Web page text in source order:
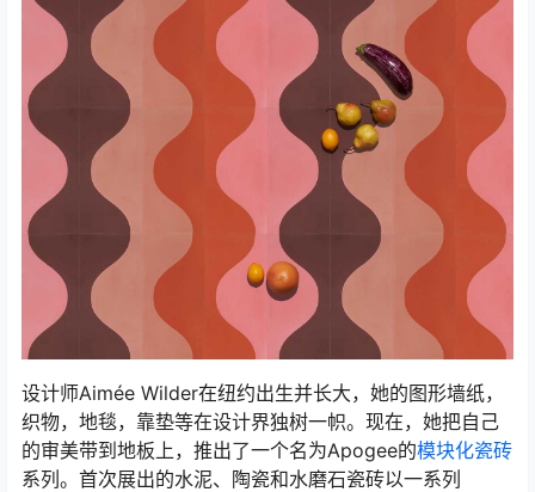
设计师Aimée Wilder在纽约出生并长大，她的图形墙纸，
织物，地毯，靠垫等在设计界独树一帜。现在，她把自己
的审美带到地板上，推出了一个名为Apogee的模块化瓷砖
系列。首次展出的水泥、陶瓷和水磨石瓷砖以一系列